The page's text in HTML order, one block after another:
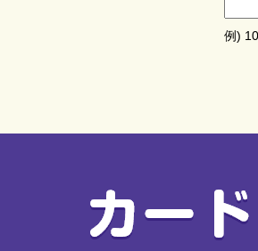
例)